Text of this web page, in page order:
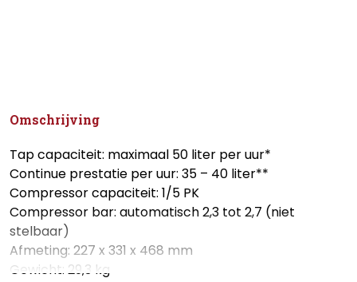
Omschrijving
Tap capaciteit: maximaal 50 liter per uur*
Continue prestatie per uur: 35 – 40 liter**
Compressor capaciteit: 1/5 PK
Compressor bar: automatisch 2,3 tot 2,7 (niet
stelbaar)
Afmeting: 227 x 331 x 468 mm
Gewicht: 29,3 kg